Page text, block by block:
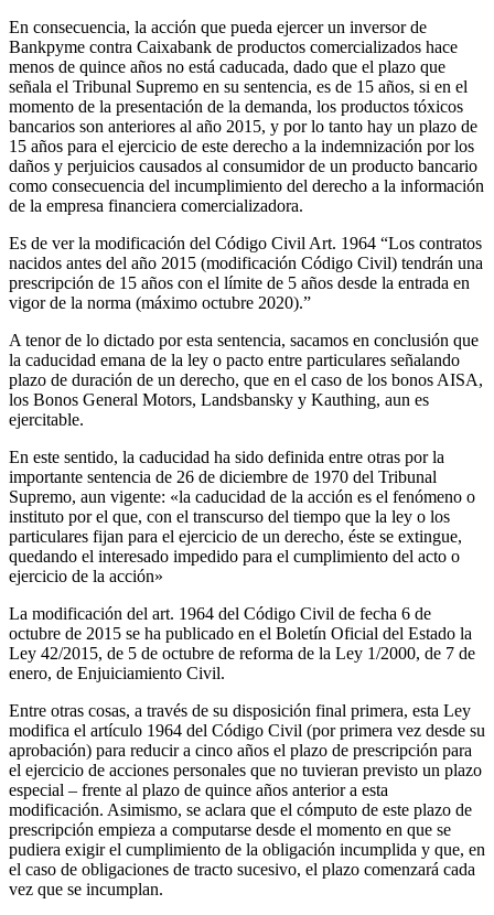
En consecuencia, la acción que pueda ejercer un inversor de
Bankpyme contra Caixabank de productos comercializados hace
menos de quince años no está caducada, dado que el plazo que
señala el Tribunal Supremo en su sentencia, es de 15 años, si en el
momento de la presentación de la demanda, los productos tóxicos
bancarios son anteriores al año 2015, y por lo tanto hay un plazo de
15 años para el ejercicio de este derecho a la indemnización por los
daños y perjuicios causados al consumidor de un producto bancario
como consecuencia del incumplimiento del derecho a la información
de la empresa financiera comercializadora.
Es de ver la modificación del Código Civil Art. 1964 “Los contratos
nacidos antes del año 2015 (modificación Código Civil) tendrán una
prescripción de 15 años con el límite de 5 años desde la entrada en
vigor de la norma (máximo octubre 2020).”
A tenor de lo dictado por esta sentencia, sacamos en conclusión que
la caducidad emana de la ley o pacto entre particulares señalando
plazo de duración de un derecho, que en el caso de los bonos AISA,
los Bonos General Motors, Landsbansky y Kauthing, aun es
ejercitable.
En este sentido, la caducidad ha sido definida entre otras por la
importante sentencia de 26 de diciembre de 1970 del Tribunal
Supremo, aun vigente: «la caducidad de la acción es el fenómeno o
instituto por el que, con el transcurso del tiempo que la ley o los
particulares fijan para el ejercicio de un derecho, éste se extingue,
quedando el interesado impedido para el cumplimiento del acto o
ejercicio de la acción»
La modificación del art. 1964 del Código Civil de fecha 6 de
octubre de 2015 se ha publicado en el Boletín Oficial del Estado la
Ley 42/2015, de 5 de octubre de reforma de la Ley 1/2000, de 7 de
enero, de Enjuiciamiento Civil.
Entre otras cosas, a través de su disposición final primera, esta Ley
modifica el artículo 1964 del Código Civil (por primera vez desde su
aprobación) para reducir a cinco años el plazo de prescripción para
el ejercicio de acciones personales que no tuvieran previsto un plazo
especial – frente al plazo de quince años anterior a esta
modificación. Asimismo, se aclara que el cómputo de este plazo de
prescripción empieza a computarse desde el momento en que se
pudiera exigir el cumplimiento de la obligación incumplida y que, en
el caso de obligaciones de tracto sucesivo, el plazo comenzará cada
vez que se incumplan.